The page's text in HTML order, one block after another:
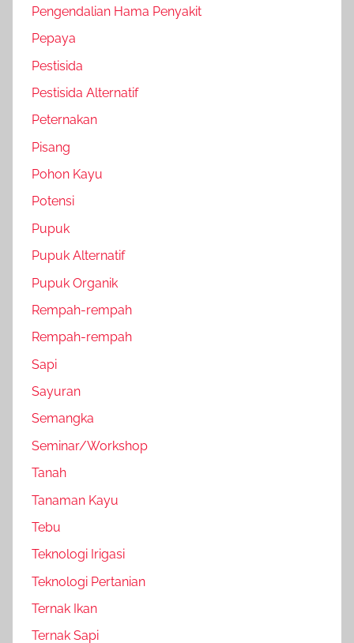
Pengendalian Hama Penyakit
Pepaya
Pestisida
Pestisida Alternatif
Peternakan
Pisang
Pohon Kayu
Potensi
Pupuk
Pupuk Alternatif
Pupuk Organik
Rempah-rempah
Rempah-rempah
Sapi
Sayuran
Semangka
Seminar/Workshop
Tanah
Tanaman Kayu
Tebu
Teknologi Irigasi
Teknologi Pertanian
Ternak Ikan
Ternak Sapi